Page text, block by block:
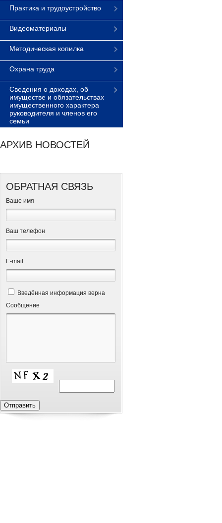
Практика и трудоустройство
Видеоматериалы
Методическая копилка
Охрана труда
Сведения о доходах, об
имуществе и обязательствах
имущественного характера
руководителя и членов его
семьи
АРХИВ НОВОСТЕЙ
ОБРАТНАЯ СВЯЗЬ
Ваше имя
Ваш телефон
Е-mail
Введённая информация верна
Сообщение